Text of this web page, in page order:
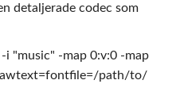
detaljerade codec som
"music" -map 0:v:0 -map
path/to/